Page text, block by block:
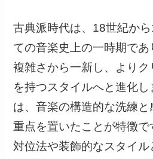
古典派時代は、18世紀か
ての音楽史上の一時期で
複雑さから一新し、よりク
を持つスタイルへと進化
は、音楽の構造的な洗練
重点を置いたことが特徴
対位法や装飾的なスタイ